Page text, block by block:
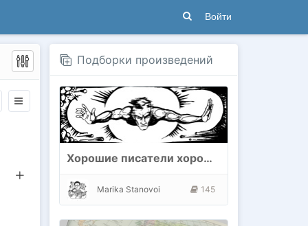
Войти
Подборки произведений
Хорошие писатели хороших книг
Marika Stanovoi 145